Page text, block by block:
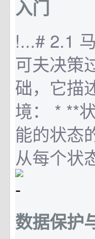
入门
!...# 2.1
可夫决策
础，它描
境： * **
能的状态
从每个状
数据保护